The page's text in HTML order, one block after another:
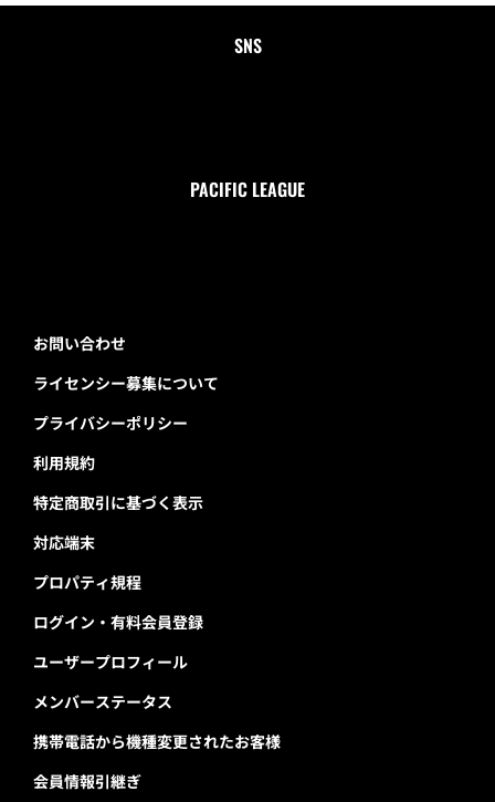
SNS
PACIFIC LEAGUE
お問い合わせ
ライセンシー募集について
プライバシーポリシー
利用規約
特定商取引に基づく表示
対応端末
プロパティ規程
ログイン・有料会員登録
ユーザープロフィール
メンバーステータス
携帯電話から機種変更されたお客様
会員情報引継ぎ